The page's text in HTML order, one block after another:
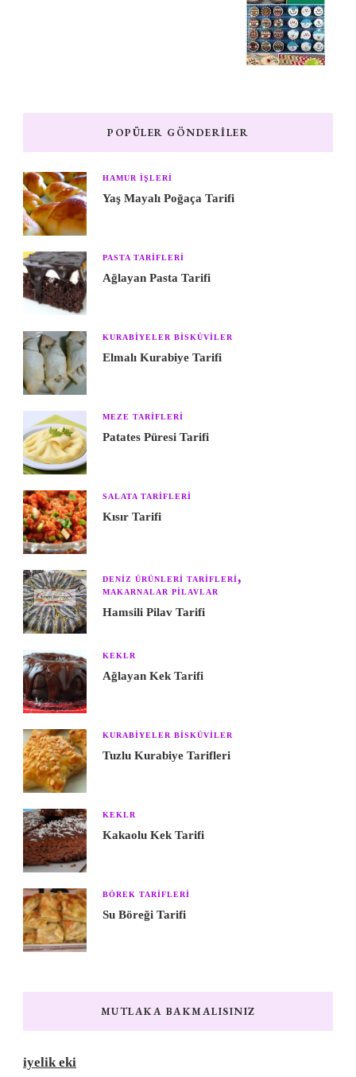
POPÜLER GÖNDERILER
HAMUR IŞLERI
Yaş Mayalı Poğaça Tarifi
PASTA TARIFLERI
Ağlayan Pasta Tarifi
KURABIYELER BISKÜVILER
Elmalı Kurabiye Tarifi
MEZE TARIFLERI
Patates Püresi Tarifi
SALATA TARIFLERI
Kısır Tarifi
DENIZ ÜRÜNLERI TARIFLERI
MAKARNALAR PILAVLAR
Hamsili Pilav Tarifi
KEKLR
Ağlayan Kek Tarifi
KURABIYELER BISKÜVILER
Tuzlu Kurabiye Tarifleri
KEKLR
Kakaolu Kek Tarifi
BÖREK TARIFLERI
Su Böreği Tarifi
MUTLAKA BAKMALISINIZ
iyelik eki